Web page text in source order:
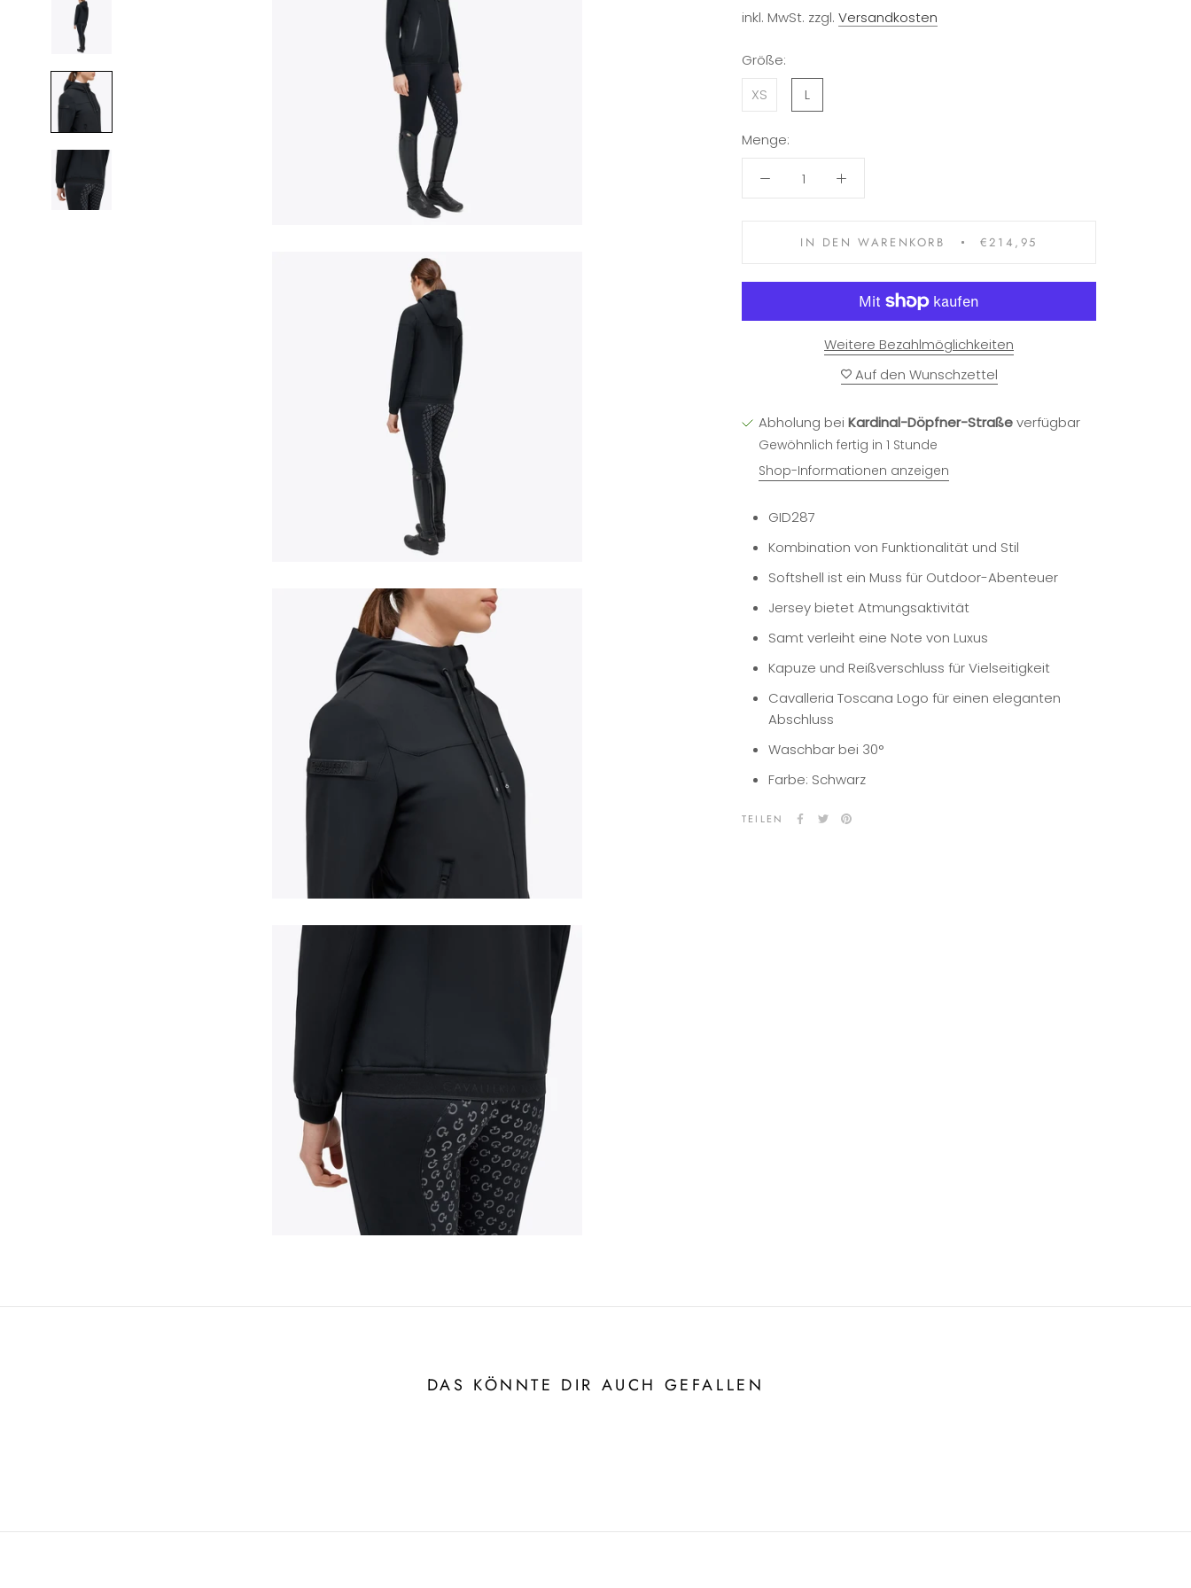
inkl. MwSt. zzgl. Versandkosten
Größe:
XS
L
Menge:
IN DEN WARENKORB €214,95
Weitere Bezahlmöglichkeiten
Auf den Wunschzettel
Abholung bei Kardinal-Döpfner-Straßeverfügbar
Gewöhnlich fertig in 1 Stunde
Shop-Informationen anzeigen
GID287
Kombination von Funktionalität und Stil
Softshell ist ein Muss für Outdoor-Abenteuer
Jersey bietet Atmungsaktivität
Samt verleiht eine Note von Luxus
Kapuze und Reißverschluss für Vielseitigkeit
Cavalleria Toscana Logo für einen eleganten
Abschluss
Waschbar bei 30°
Farbe: Schwarz
TEILEN
DAS KÖNNTE DIR AUCH GEFALLEN